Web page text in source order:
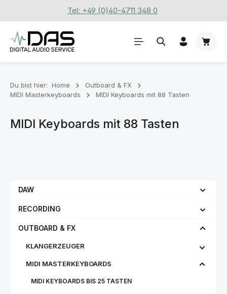
Zum Hauptinhalt springenTel: +49 (0)40-4711 348 0
Du bist hier: Home
Outboard & FX
MIDI Masterkeyboards
MIDI Keyboards mit 88 Tasten
MIDI Keyboards mit 88 Tasten
DAW
RECORDING
OUTBOARD & FX
KLANGERZEUGER
MIDI MASTERKEYBOARDS
MIDI KEYBOARDS BIS 25 TASTEN